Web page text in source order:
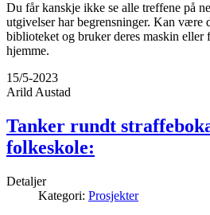
Du får kanskje ikke se alle treffene på
utgivelser har begrensninger. Kan være
biblioteket og bruker deres maskin eller
hjemme.
15/5-2023
Arild Austad
Tanker rundt
folkeskole:
Detaljer
Kategori: Prosjekter